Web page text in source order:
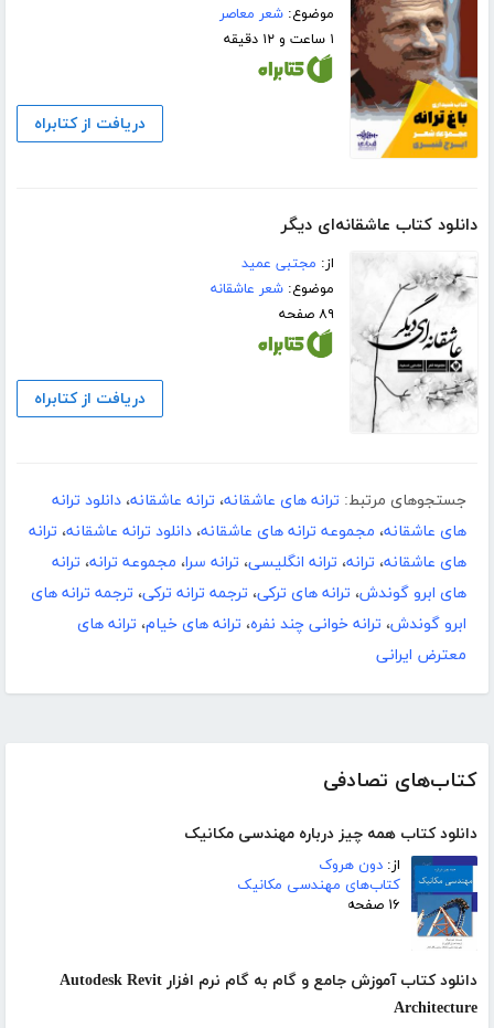
کتاب‌های تصادفی
دانلود کتاب همه چیز درباره مهندسی مکانیک
از: دون هروک
کتاب‌های مهندسی مکانیک
۱۶ صفحه
دانلود کتاب آموزش جامع و گام به گام نرم افزار Autodesk Revit
Architecture
موضوع:شعر معاصر
۱ ساعت و ۱۲ دقیقه
دریافت از کتابراه
دانلود کتاب عاشقانه‌ای دیگر
از: مجتبی عمید
موضوع:شعر عاشقانه
۸۹ صفحه
دریافت از کتابراه
جستجوهای مرتبط: ترانه های عاشقانه، ترانه عاشقانه، دانلود ترانه
های عاشقانه، مجموعه ترانه های عاشقانه، دانلود ترانه عاشقانه، ترانه
های عاشقانه، ترانه، ترانه انگلیسی، ترانه سرا، مجموعه ترانه، ترانه
های ابرو گوندش، ترانه های ترکی، ترجمه ترانه ترکی، ترجمه ترانه های
ابرو گوندش، ترانه خوانی چند نفره، ترانه های خیام، ترانه های
معترض ایرانی